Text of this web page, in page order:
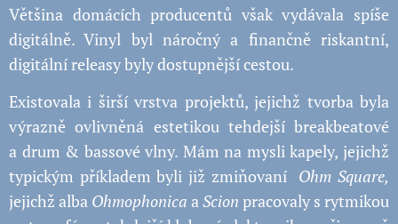
Většina domácích producentů však vydávala spíše
digitálně. Vinyl byl náročný a finančně riskantní,
digitální releasy byly dostupnější cestou.
Existovala i širší vrstva projektů, jejichž tvorba byla
výrazně ovlivněná estetikou tehdejší breakbeatové
a drum & bassové vlny. Mám na mysli kapely, jejichž
typickým příkladem byli již zmiňovaní Ohm Square,
jejichž alba Ohmophonica aScion pracovaly s rytmikou